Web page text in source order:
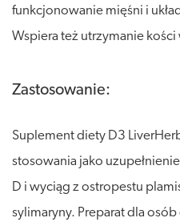
funkcjonowanie mięśni i
Wspiera też utrzymanie
Zastosowanie:
Suplement diety D3
stosowania jako
D i wyciąg z ostropestu
sylimaryny. Preparat dla osób